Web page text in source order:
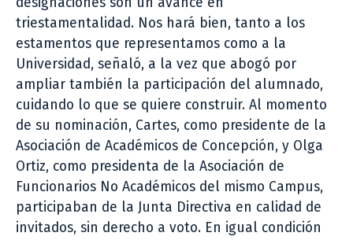
triestamentalidad. Nos hará bien, tanto a los
estamentos que representamos como a la
Universidad, señaló, a la vez que abogó por
ampliar también la participación del alumnado,
cuidando lo que se quiere construir. Al momento
de su nominación, Cartes, como presidente de la
Asociación de Académicos de Concepción, y Olga
Ortiz, como presidenta de la Asociación de
Funcionarios No Académicos del mismo Campus,
participaban de la Junta Directiva en calidad de
invitados, sin derecho a voto. En igual condición